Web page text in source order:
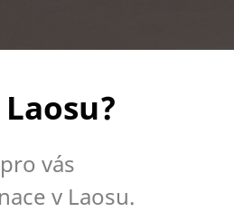
vás
v Laosu.